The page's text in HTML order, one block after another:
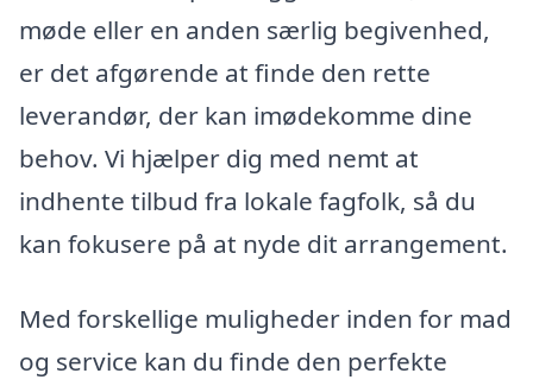
møde eller en anden særlig begivenhed,
er det afgørende at finde den rette
leverandør, der kan imødekomme dine
behov. Vi hjælper dig med nemt at
indhente tilbud fra lokale fagfolk, så du
kan fokusere på at nyde dit arrangement.
Med forskellige muligheder inden for mad
og service kan du finde den perfekte